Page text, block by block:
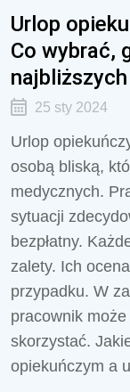
Urlop
Co wybrać,
najbliższych
25 sty 2024
Urlop
osobą bliską,
medycznych.
sytuacji
bezpłatny.
zalety. Ich
przypadku. W
pracownik
skorzystać.
opiekuńczym a